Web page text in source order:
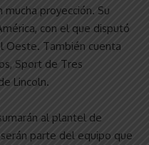
proyección. Su
con el que disputó
Oeste. También cuenta
Sport de Tres
Lincoln.
al plantel de
parte del equipo que